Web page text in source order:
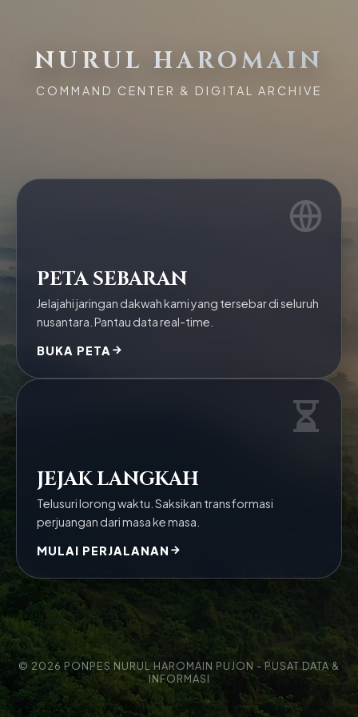
NURUL HAROMAIN
COMMAND CENTER & DIGITAL ARCHIVE
PETA SEBARAN
Jelajahi jaringan dakwah kami yang tersebar di seluruh
nusantara. Pantau data real-time.
BUKA PETA
JEJAK LANGKAH
Telusuri lorong waktu. Saksikan transformasi
perjuangan dari masa ke masa.
MULAI PERJALANAN
© 2026 PONPES NURUL HAROMAIN PUJON - PUSAT DATA &
INFORMASI